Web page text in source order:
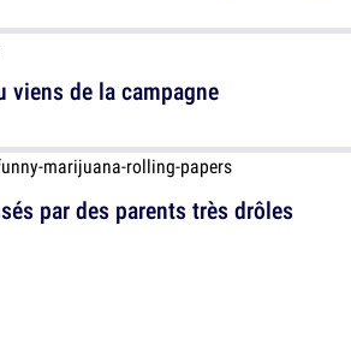
par des parents très drôles
viens de la campagne